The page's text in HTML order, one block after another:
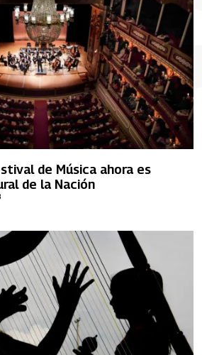
de Música ahora es
de la Nación